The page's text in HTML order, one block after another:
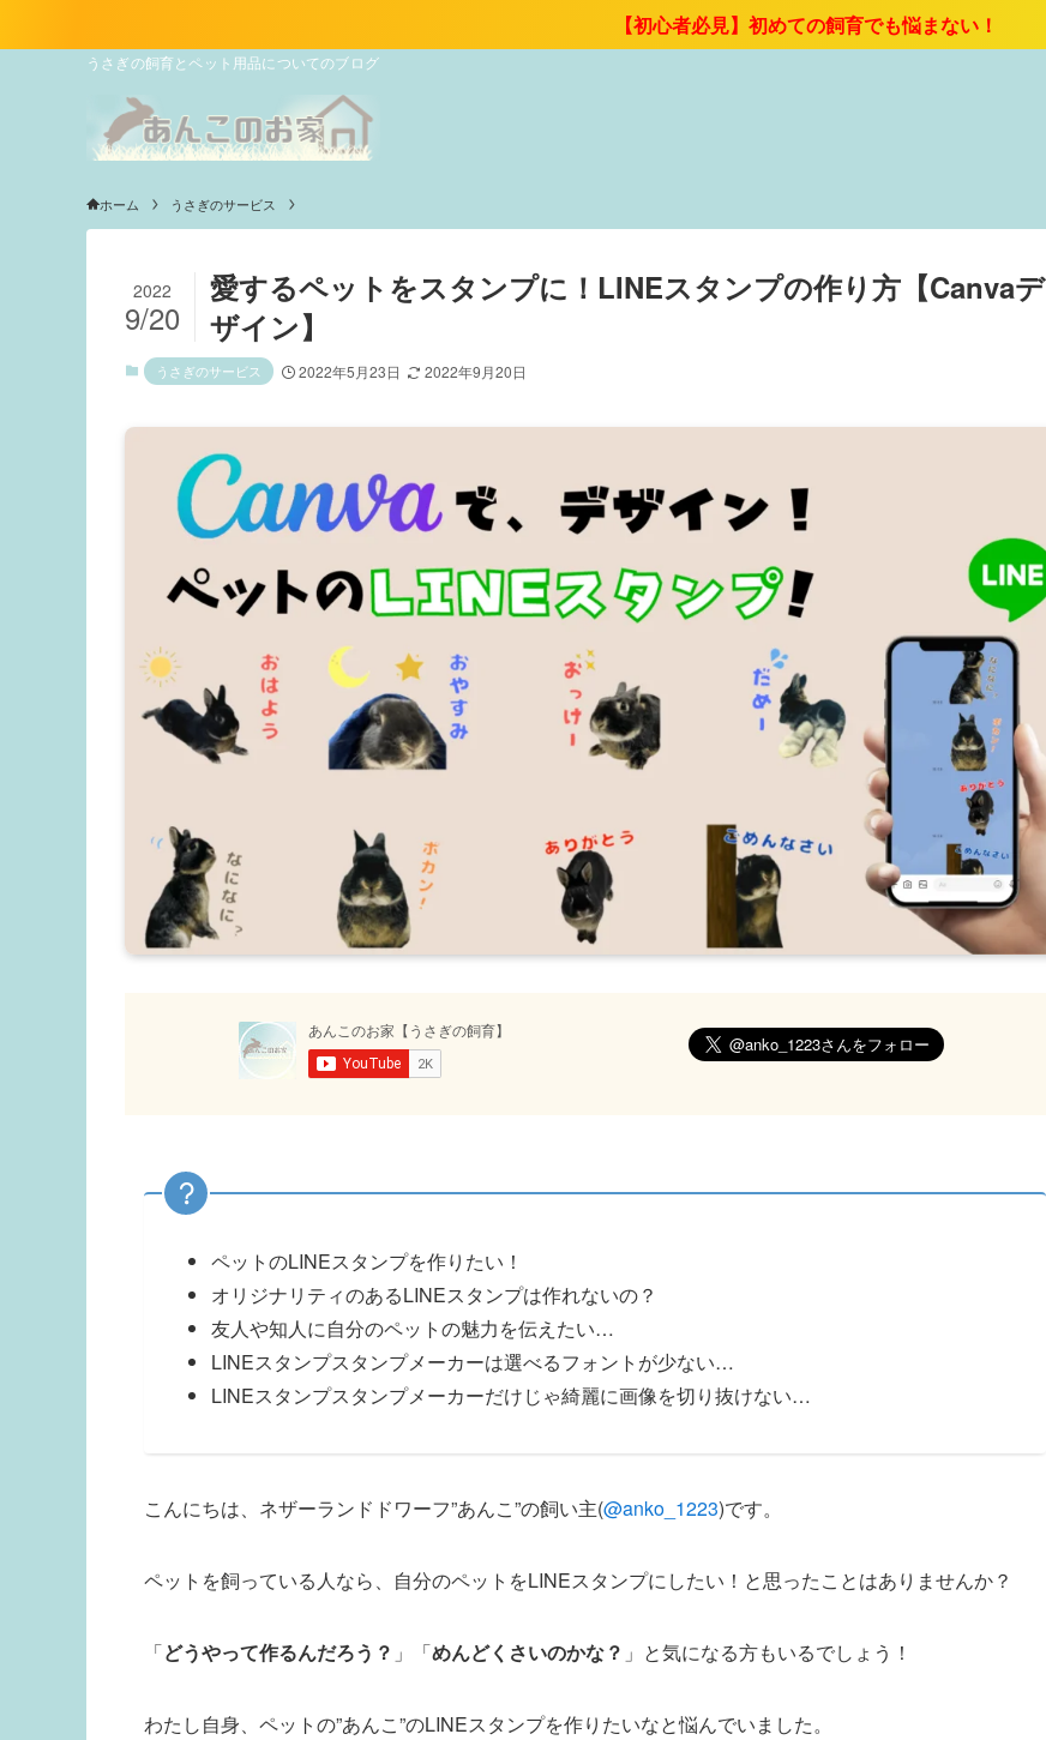
【初心者必見】初めての飼育でも悩まない！
うさぎの飼育とペット用品についてのブログ
ホーム うさぎのサービス
愛するペットをスタンプに！LINEスタンプの作り方【Canvaデ
ザイン】
2022
9/20
うさぎのサービス 2022年5月23日 2022年9月20日
ペットのLINEスタンプを作りたい！
オリジナリティのあるLINEスタンプは作れないの？
友人や知人に自分のペットの魅力を伝えたい…
LINEスタンプスタンプメーカーは選べるフォントが少ない…
LINEスタンプスタンプメーカーだけじゃ綺麗に画像を切り抜けない…
こんにちは、ネザーランドドワーフ”あんこ”の飼い主(@anko_1223)です。
ペットを飼っている人なら、自分のペットをLINEスタンプにしたい！と思ったことはありませんか？
「どうやって作るんだろう？ 」「めんどくさいのかな？ 」と気になる方もいるでしょう！
わたし自身、ペットの”あんこ”のLINEスタンプを作りたいなと悩んでいました。